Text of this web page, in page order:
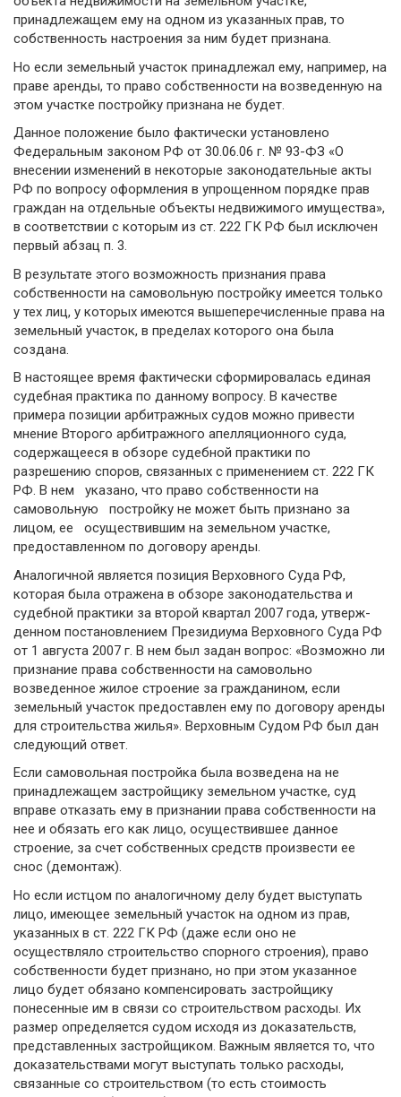
принадлежащем ему на одном из указанных прав, то
собственность настроения за ним будет признана.
Но если земельный участок принадлежал ему, например, на
праве аренды, то право собственности на возведенную на
этом участке постройку признана не будет.
Данное положение было фактически установлено
Федеральным законом РФ от 30.06.06 г. № 93-ФЗ «О
внесении изменений в некоторые законодательные акты
РФ по вопросу оформления в упрощенном порядке прав
граждан на отдельные объекты недвижимого имущества»,
в соответствии с которым из ст. 222 ГК РФ был исключен
первый абзац п. 3.
В результате этого возможность признания права
собственности на самовольную постройку имеется только
у тех лиц, у которых имеются вышеперечисленные права на
земельный участок, в пределах которого она была
создана.
В настоящее время фактически сформирова­лась единая
судебная практика по данному вопросу. В качестве
примера позиции арбитражных судов можно привести
мнение Второго арбитражного апелляционного суда,
содержащееся в обзоре судебной практики по
разрешению споров, связанных с применением ст. 222 ГК
РФ. В нем указано, что право собственности на
самовольную постройку не может быть признано за
лицом, ее осуществившим на земельном участке,
предоставленном по договору аренды.
Аналогичной является позиция Верховного Суда РФ,
которая была отражена в об­зоре законодательства и
судебной практики за второй квартал 2007 года, утверж­
денном постановлением Президиума Верховного Суда РФ
от 1 августа 2007 г. В нем был задан вопрос: «Возможно ли
признание права собственности на самовольно
возведенное жилое строение за гражданином, если
земельный участок предоставлен ему по договору аренды
для строительства жилья». Верховным Судом РФ был дан
следующий ответ.
Если самовольная постройка была возведена на не
принадлежащем застройщику земельном участке, суд
вправе отказать ему в признании права собственности на
нее и обязать его как лицо, осуществившее данное
строение, за счет собственных средств произвести ее
снос (демонтаж).
Но если истцом по аналогичному делу будет выступать
лицо, имеющее земельный участок на одном из прав,
указанных в ст. 222 ГК РФ (даже если оно не
осуществляло строительство спорного строения), право
собственности будет признано, но при этом указанное
лицо будет обязано компенсировать застройщику
понесенные им в связи со строительством расходы. Их
размер определяется судом исходя из доказа­тельств,
представленных застройщиком. Важным является то, что
доказательствами могут выступать только расходы,
связанные со строительством (то есть стоимость